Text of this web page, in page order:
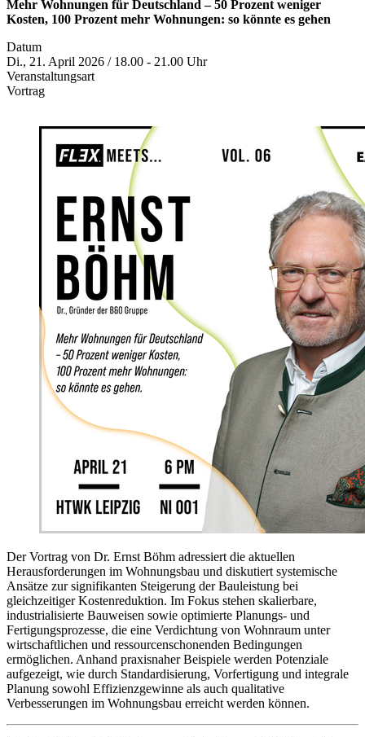
Mehr Wohnungen für Deutschland – 50 Prozent weniger
Kosten, 100 Prozent mehr Wohnungen: so könnte es gehen
Datum
Di., 21. April 2026 / 18.00 - 21.00 Uhr
Veranstaltungsart
Vortrag
Der Vortrag von Dr. Ernst Böhm adressiert die aktuellen
Herausforderungen im Wohnungsbau und diskutiert systemische
Ansätze zur signifikanten Steigerung der Bauleistung bei
gleichzeitiger Kostenreduktion. Im Fokus stehen skalierbare,
industrialisierte Bauweisen sowie optimierte Planungs- und
Fertigungsprozesse, die eine Verdichtung von Wohnraum unter
wirtschaftlichen und ressourcenschonenden Bedingungen
ermöglichen. Anhand praxisnaher Beispiele werden Potenziale
aufgezeigt, wie durch Standardisierung, Vorfertigung und integrale
Planung sowohl Effizienzgewinne als auch qualitative
Verbesserungen im Wohnungsbau erreicht werden können.